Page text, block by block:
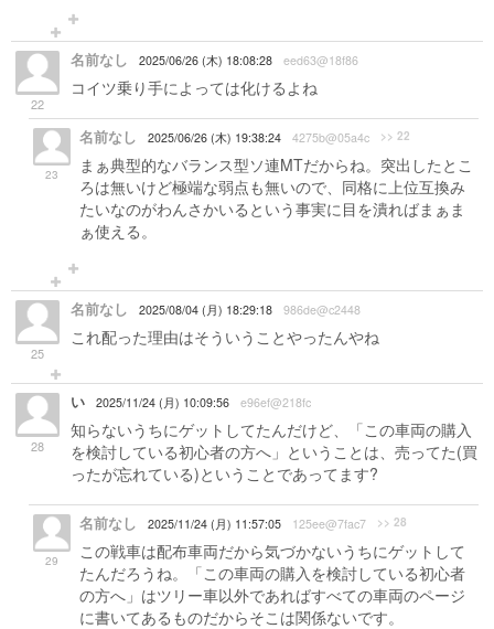
22
名前なし 2025/06/26 (木) 18:08:28 eed63@18f86
コイツ乗り手によっては化けるよね
23
名前なし 2025/06/26 (木) 19:38:24 4275b@05a4c >> 22
まぁ典型的なバランス型ソ連MTだからね。突出したとこ
ろは無いけど極端な弱点も無いので、同格に上位互換み
たいなのがわんさかいるという事実に目を潰ればまぁま
ぁ使える。
25
名前なし 2025/08/04 (月) 18:29:18 986de@c2448
これ配った理由はそういうことやったんやね
28
い 2025/11/24 (月) 10:09:56 e96ef@218fc
知らないうちにゲットしてたんだけど、「この車両の購入
を検討している初心者の方へ」ということは、売ってた(買
ったが忘れている)ということであってます?
29
名前なし 2025/11/24 (月) 11:57:05 125ee@7fac7 >> 28
この戦車は配布車両だから気づかないうちにゲットして
たんだろうね。「この車両の購入を検討している初心者
の方へ」はツリー車以外であればすべての車両のページ
に書いてあるものだからそこは関係ないです。